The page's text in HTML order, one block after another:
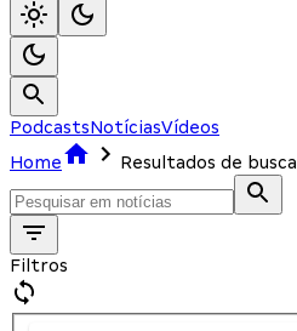
PodcastsNotíciasVídeos
Home
Resultados de busca
Filtros